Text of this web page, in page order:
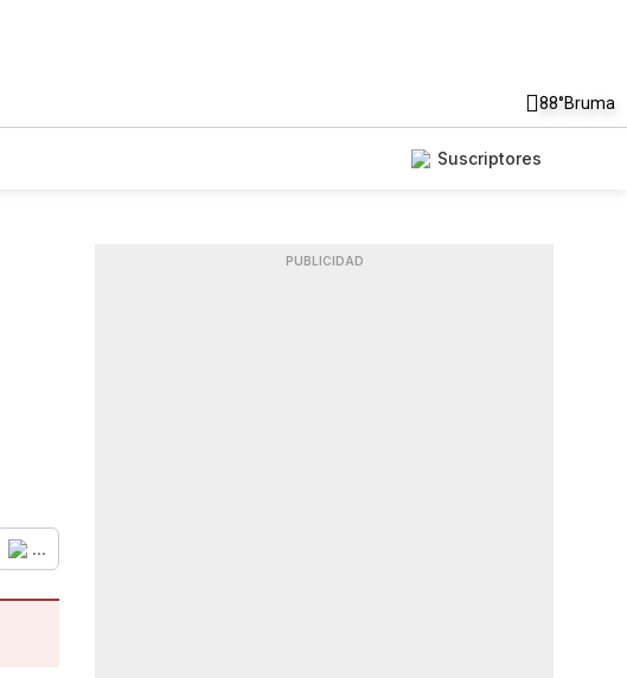
88°Bruma
Suscriptores
...
PUBLICIDAD